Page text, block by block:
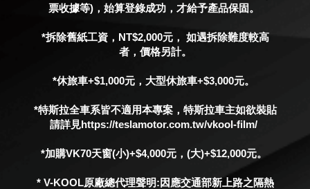
票收據等)，始算登錄成功，才給予產品保固。
*拆除舊紙工資，NT$2,000元， 如遇拆除難度較高
者，價格另計。
*休旅車+$1,000元，大型休旅車+$3,000元。
*特斯拉全車系皆不適用本專案，特斯拉車主如欲裝貼
請詳見https://teslamotor.com.tw/vkool-film/
*加購VK70天窗(小)+$4,000元，(大)+$12,000元。
* V-KOOL原廠總代理聲明:因應交通部新上路之隔熱